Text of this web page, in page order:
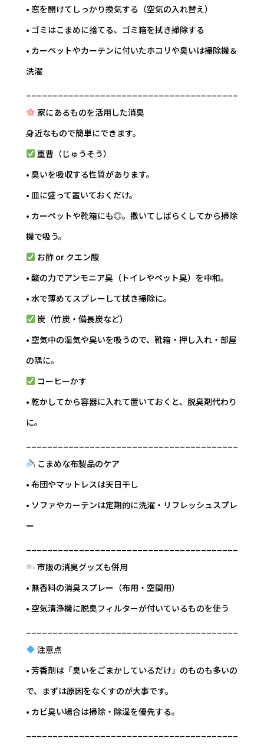
• 窓を開けてしっかり換気する（空気の入れ替え）
• ゴミはこまめに捨てる、ゴミ箱を拭き掃除する
• カーペットやカーテンに付いたホコリや臭いは掃除機＆
洗濯
家にあるものを活用した消臭
身近なもので簡単にできます。
重曹（じゅうそう）
• 臭いを吸収する性質があります。
• 皿に盛って置いておくだけ。
• カーペットや靴箱にも◎。撒いてしばらくしてから掃除
機で吸う。
お酢 or クエン酸
• 酸の力でアンモニア臭（トイレやペット臭）を中和。
• 水で薄めてスプレーして拭き掃除に。
炭（竹炭・備長炭など）
• 空気中の湿気や臭いを吸うので、靴箱・押し入れ・部屋
の隅に。
コーヒーかす
• 乾かしてから容器に入れて置いておくと、脱臭剤代わり
に。
こまめな布製品のケア
• 布団やマットレスは天日干し
• ソファやカーテンは定期的に洗濯・リフレッシュスプレ
ー
市販の消臭グッズも併用
• 無香料の消臭スプレー（布用・空間用）
• 空気清浄機に脱臭フィルターが付いているものを使う
注意点
• 芳香剤は「臭いをごまかしているだけ」のものも多いの
で、まずは原因をなくすのが大事です。
• カビ臭い場合は掃除・除湿を優先する。